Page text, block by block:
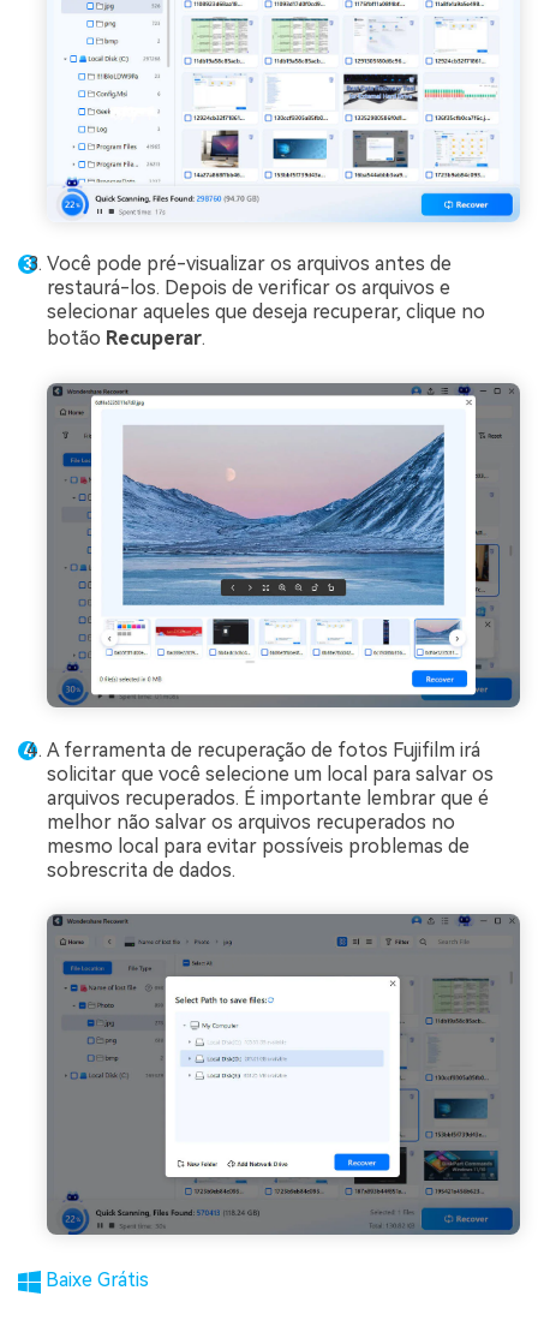
Você pode pré-visualizar os arquivos antes de
restaurá-los. Depois de verificar os arquivos e
selecionar aqueles que deseja recuperar, clique no
botão Recuperar.
A ferramenta de recuperação de fotos Fujifilm irá
solicitar que você selecione um local para salvar os
arquivos recuperados. É importante lembrar que é
melhor não salvar os arquivos recuperados no
mesmo local para evitar possíveis problemas de
sobrescrita de dados.
Baixe Grátis